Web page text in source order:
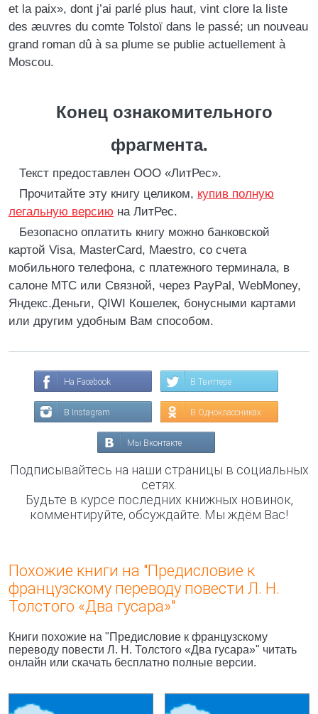
et la paix», dont j’ai parlé plus haut, vint clore la liste
des æuvres du comte Tolstoï dans le passé; un nouveau
grand roman dû à sa plume se publie actuellement à
Moscou.
Конец ознакомительного
фрагмента.
Текст предоставлен ООО «ЛитРес».
Прочитайте эту книгу целиком, купив полную
легальную версию на ЛитРес.
Безопасно оплатить книгу можно банковской
картой Visa, MasterCard, Maestro, со счета
мобильного телефона, с платежного терминала, в
салоне МТС или Связной, через PayPal, WebMoney,
Яндекс.Деньги, QIWI Кошелек, бонусными картами
или другим удобным Вам способом.
На Facebook В Твиттере
В Instagram В Одноклассниках
Мы Вконтакте
Подписывайтесь на наши страницы в социальных
сетях.
Будьте в курсе последних книжных новинок,
комментируйте, обсуждайте. Мы ждём Вас!
Похожие книги на "Предисловие к
французскому переводу повести Л. Н.
Толстого «Два гусара»"
Книги похожие на "Предисловие к французскому
переводу повести Л. Н. Толстого «Два гусара»" читать
онлайн или скачать бесплатно полные версии.